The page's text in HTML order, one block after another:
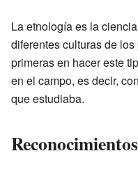
La etnología es la
diferentes culturas de
primeras en hacer este
en el campo, es decir,
que estudiaba.